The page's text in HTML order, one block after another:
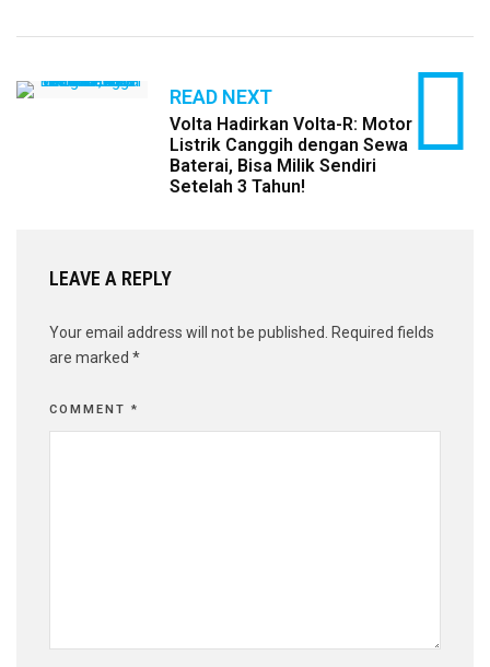
READ NEXT
Volta Hadirkan Volta-R: Motor
Listrik Canggih dengan Sewa
Baterai, Bisa Milik Sendiri
Setelah 3 Tahun!
LEAVE A REPLY
Your email address will not be published.
Required fields
are marked *
COMMENT *